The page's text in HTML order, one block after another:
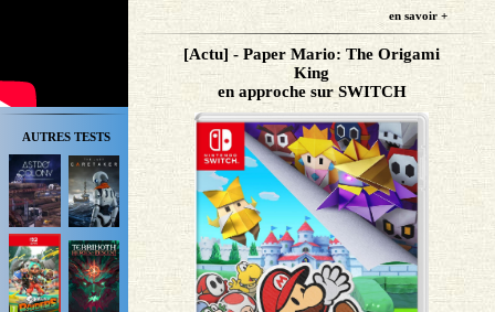
AUTRES TESTS
en savoir +
[Actu] - Paper Mario: The Origami
King
en approche sur SWITCH